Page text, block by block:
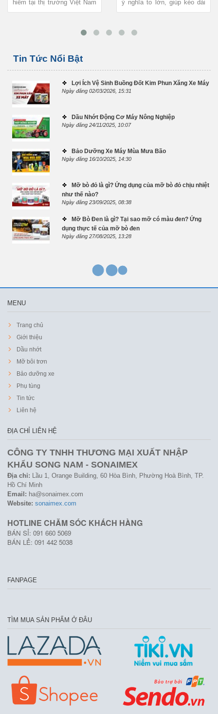
Nam
giá
ý nghĩa to lớn, giúp kéo dài
tuổi thọ động cơ, xe vận
sành điệu của dòng
ga. Bạn mới tậu và
Tin Tức Nổi Bật
Lợi Ích Vệ Sinh Buồng Đốt Kim Phun Xăng Xe Máy
Ngày đăng 02/03/2026, 15:31
Dầu Nhớt Động Cơ Máy Nông Nghiệp
Ngày đăng 24/11/2025, 10:07
Bảo Dưỡng Xe Máy Mùa Mưa Bão
Ngày đăng 16/10/2025, 14:30
Mỡ bò đỏ là gì? Ứng dụng của mỡ bò đỏ chịu nhiệt
như thế nào?
Ngày đăng 23/09/2025, 08:38
Mỡ Bò Đen là gì? Tại sao mỡ có màu đen? Ứng
dụng thực tế của mỡ bò đen
Ngày đăng 27/08/2025, 13:28
MENU
Trang chủ
Giới thiệu
Dầu nhớt
Mỡ bôi trơn
Bảo dưỡng xe
Phụ tùng
Tin tức
Liên hệ
ĐỊA CHỈ LIÊN HỆ
CÔNG TY TNHH THƯƠNG MẠI XUẤT NHẬP
KHẨU SONG NAM - SONAIMEX
Địa chỉ: Lầu 1, Orange Building, 60 Hòa Bình, Phường Hoà Bình, TP.
Hồ Chí Minh
Email: ha@sonaimex.com
Website: sonaimex.com
HOTLINE CHĂM SÓC KHÁCH HÀNG
BÁN SỈ: 091 660 5069
BÁN LẺ: 091 442 5038
FANPAGE
TÌM MUA SẢN PHẨM Ở ĐÂU